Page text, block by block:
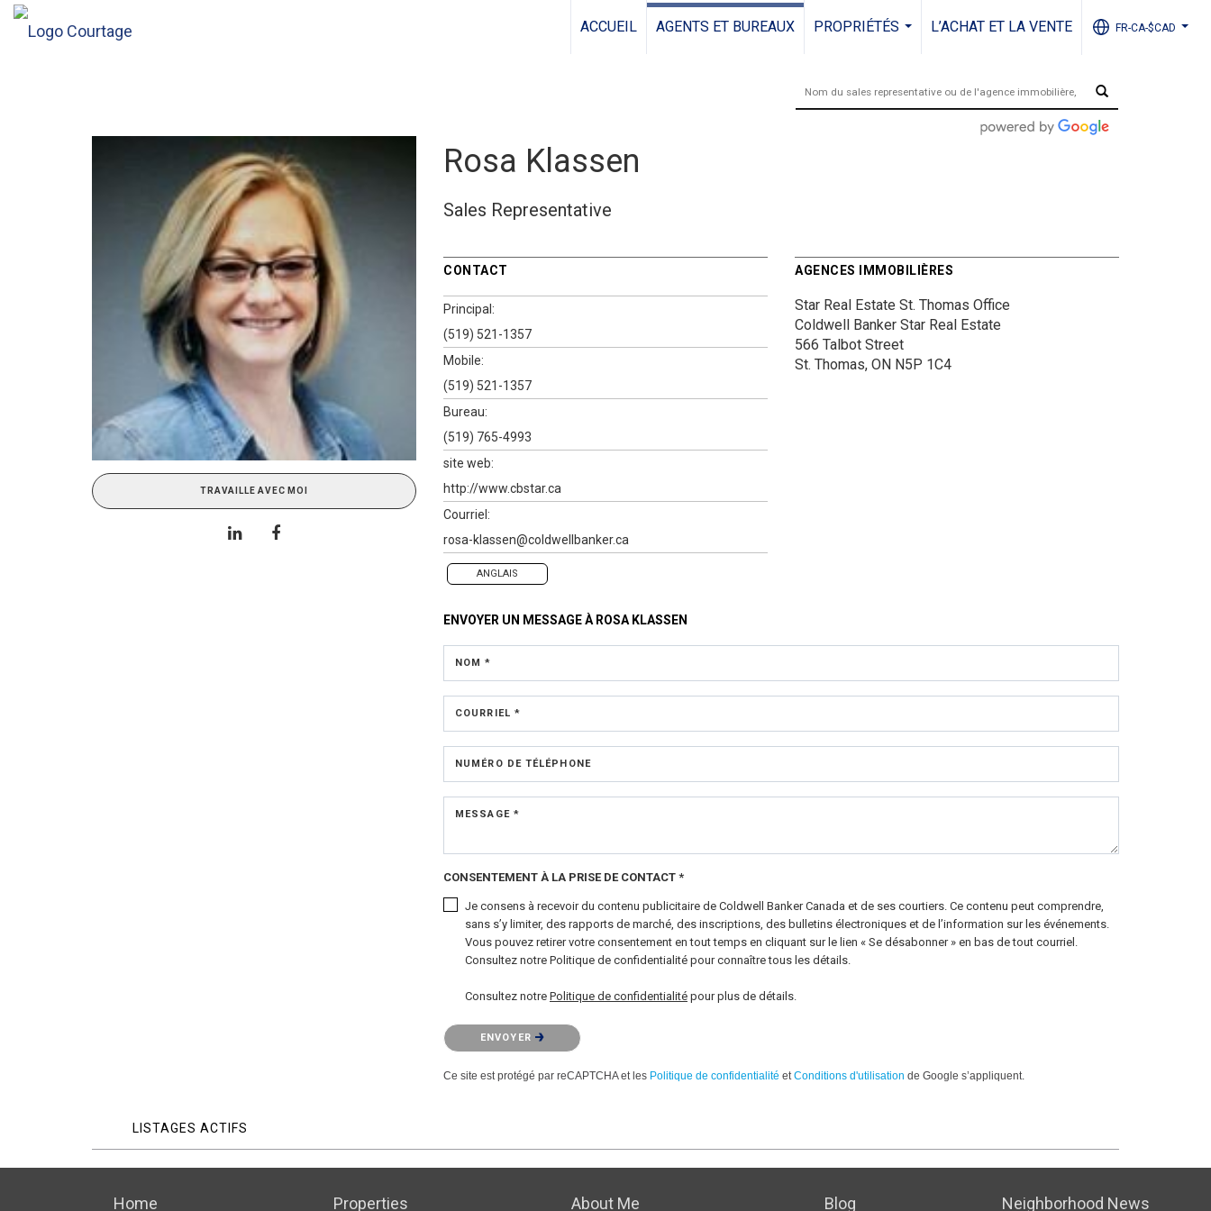
ACCUEIL AGENTS ET BUREAUX
PROPRIÉTÉS
L’ACHAT ET LA VENTE FR-CA-$CAD
TRAVAILLE AVEC MOI
Rosa Klassen
Sales Representative
CONTACT
Principal:
(519) 521-1357
Mobile:
(519) 521-1357
Bureau:
(519) 765-4993
site web:
http://www.cbstar.ca
Courriel:
rosa-klassen@coldwellbanker.ca
ANGLAIS
AGENCES IMMOBILIÈRES
Star Real Estate St. Thomas Office
Coldwell Banker Star Real Estate
566 Talbot Street
St. Thomas, ON N5P 1C4
ENVOYER UN MESSAGE À ROSA KLASSEN
NOM *
COURRIEL *
NUMÉRO DE TÉLÉPHONE
MESSAGE *
CONSENTEMENT À LA PRISE DE CONTACT *
Je consens à recevoir du contenu publicitaire de Coldwell Banker Canada et de ses courtiers. Ce contenu peut comprendre,
sans s’y limiter, des rapports de marché, des inscriptions, des bulletins électroniques et de l’information sur les événements.
Vous pouvez retirer votre consentement en tout temps en cliquant sur le lien « Se désabonner » en bas de tout courriel.
Consultez notre Politique de confidentialité pour connaître tous les détails.
Consultez notre Politique de confidentialité pour plus de détails.
Veuillez confirmer que vous n'êtes pas un robot.
ENVOYER
Ce site est protégé par reCAPTCHA et les Politique de confidentialité et Conditions d'utilisation de Google s’appliquent.
LISTAGES ACTIFS
Home Properties About Me Blog Neighborhood News